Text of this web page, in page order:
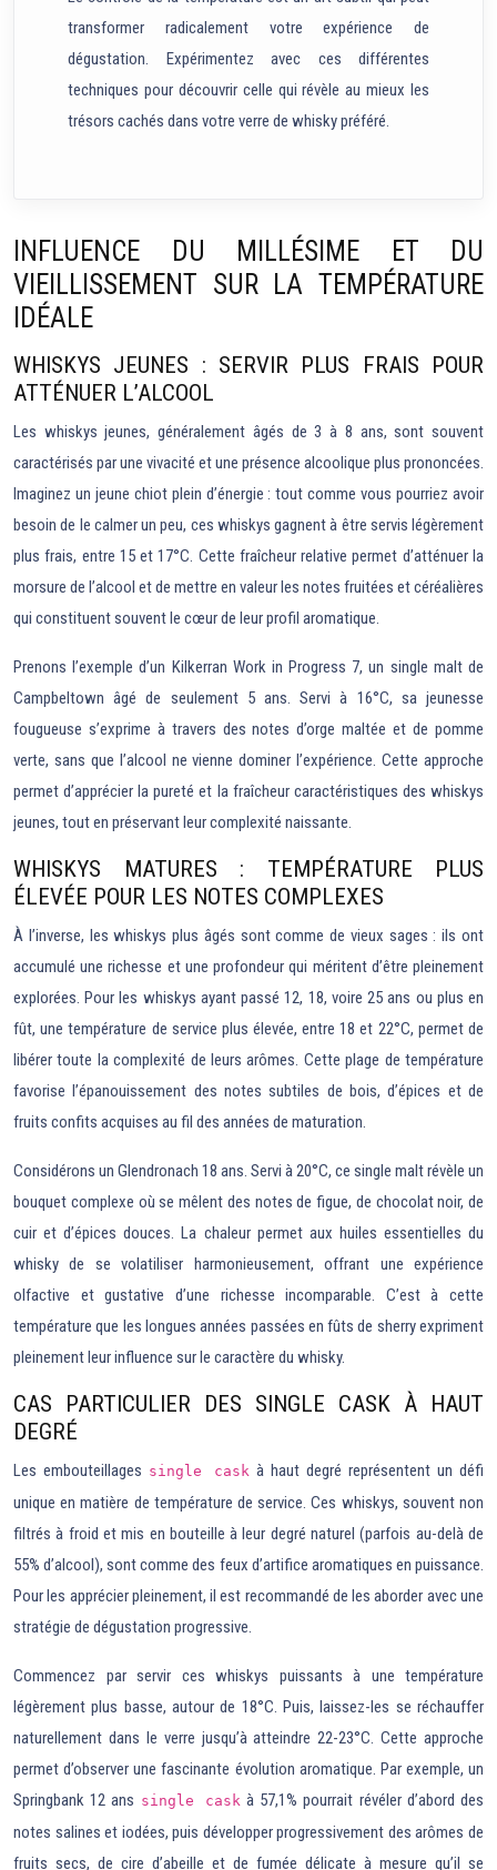
transformer radicalement votre expérience de
dégustation. Expérimentez avec ces différentes
techniques pour découvrir celle qui révèle au mieux les
trésors cachés dans votre verre de whisky préféré.
INFLUENCE DU MILLÉSIME ET DU
VIEILLISSEMENT SUR LA TEMPÉRATURE
IDÉALE
WHISKYS JEUNES : SERVIR PLUS FRAIS POUR
ATTÉNUER L’ALCOOL
Les whiskys jeunes, généralement âgés de 3 à 8 ans, sont souvent
caractérisés par une vivacité et une présence alcoolique plus prononcées.
Imaginez un jeune chiot plein d’énergie : tout comme vous pourriez avoir
besoin de le calmer un peu, ces whiskys gagnent à être servis légèrement
plus frais, entre 15 et 17°C. Cette fraîcheur relative permet d’atténuer la
morsure de l’alcool et de mettre en valeur les notes fruitées et céréalières
qui constituent souvent le cœur de leur profil aromatique.
Prenons l’exemple d’un Kilkerran Work in Progress 7, un single malt de
Campbeltown âgé de seulement 5 ans. Servi à 16°C, sa jeunesse
fougueuse s’exprime à travers des notes d’orge maltée et de pomme
verte, sans que l’alcool ne vienne dominer l’expérience. Cette approche
permet d’apprécier la pureté et la fraîcheur caractéristiques des whiskys
jeunes, tout en préservant leur complexité naissante.
WHISKYS MATURES : TEMPÉRATURE PLUS
ÉLEVÉE POUR LES NOTES COMPLEXES
À l’inverse, les whiskys plus âgés sont comme de vieux sages : ils ont
accumulé une richesse et une profondeur qui méritent d’être pleinement
explorées. Pour les whiskys ayant passé 12, 18, voire 25 ans ou plus en
fût, une température de service plus élevée, entre 18 et 22°C, permet de
libérer toute la complexité de leurs arômes. Cette plage de température
favorise l’épanouissement des notes subtiles de bois, d’épices et de
fruits confits acquises au fil des années de maturation.
Considérons un Glendronach 18 ans. Servi à 20°C, ce single malt révèle un
bouquet complexe où se mêlent des notes de figue, de chocolat noir, de
cuir et d’épices douces. La chaleur permet aux huiles essentielles du
whisky de se volatiliser harmonieusement, offrant une expérience
olfactive et gustative d’une richesse incomparable. C’est à cette
température que les longues années passées en fûts de sherry expriment
pleinement leur influence sur le caractère du whisky.
CAS PARTICULIER DES SINGLE CASK À HAUT
DEGRÉ
Les embouteillages single cask à haut degré représentent un défi
unique en matière de température de service. Ces whiskys, souvent non
filtrés à froid et mis en bouteille à leur degré naturel (parfois au-delà de
55% d’alcool), sont comme des feux d’artifice aromatiques en puissance.
Pour les apprécier pleinement, il est recommandé de les aborder avec une
stratégie de dégustation progressive.
Commencez par servir ces whiskys puissants à une température
légèrement plus basse, autour de 18°C. Puis, laissez-les se réchauffer
naturellement dans le verre jusqu’à atteindre 22-23°C. Cette approche
permet d’observer une fascinante évolution aromatique. Par exemple, un
Springbank 12 ans single caskà 57,1% pourrait révéler d’abord des
notes salines et iodées, puis développer progressivement des arômes de
fruits secs, de cire d’abeille et de fumée délicate à mesure qu’il se